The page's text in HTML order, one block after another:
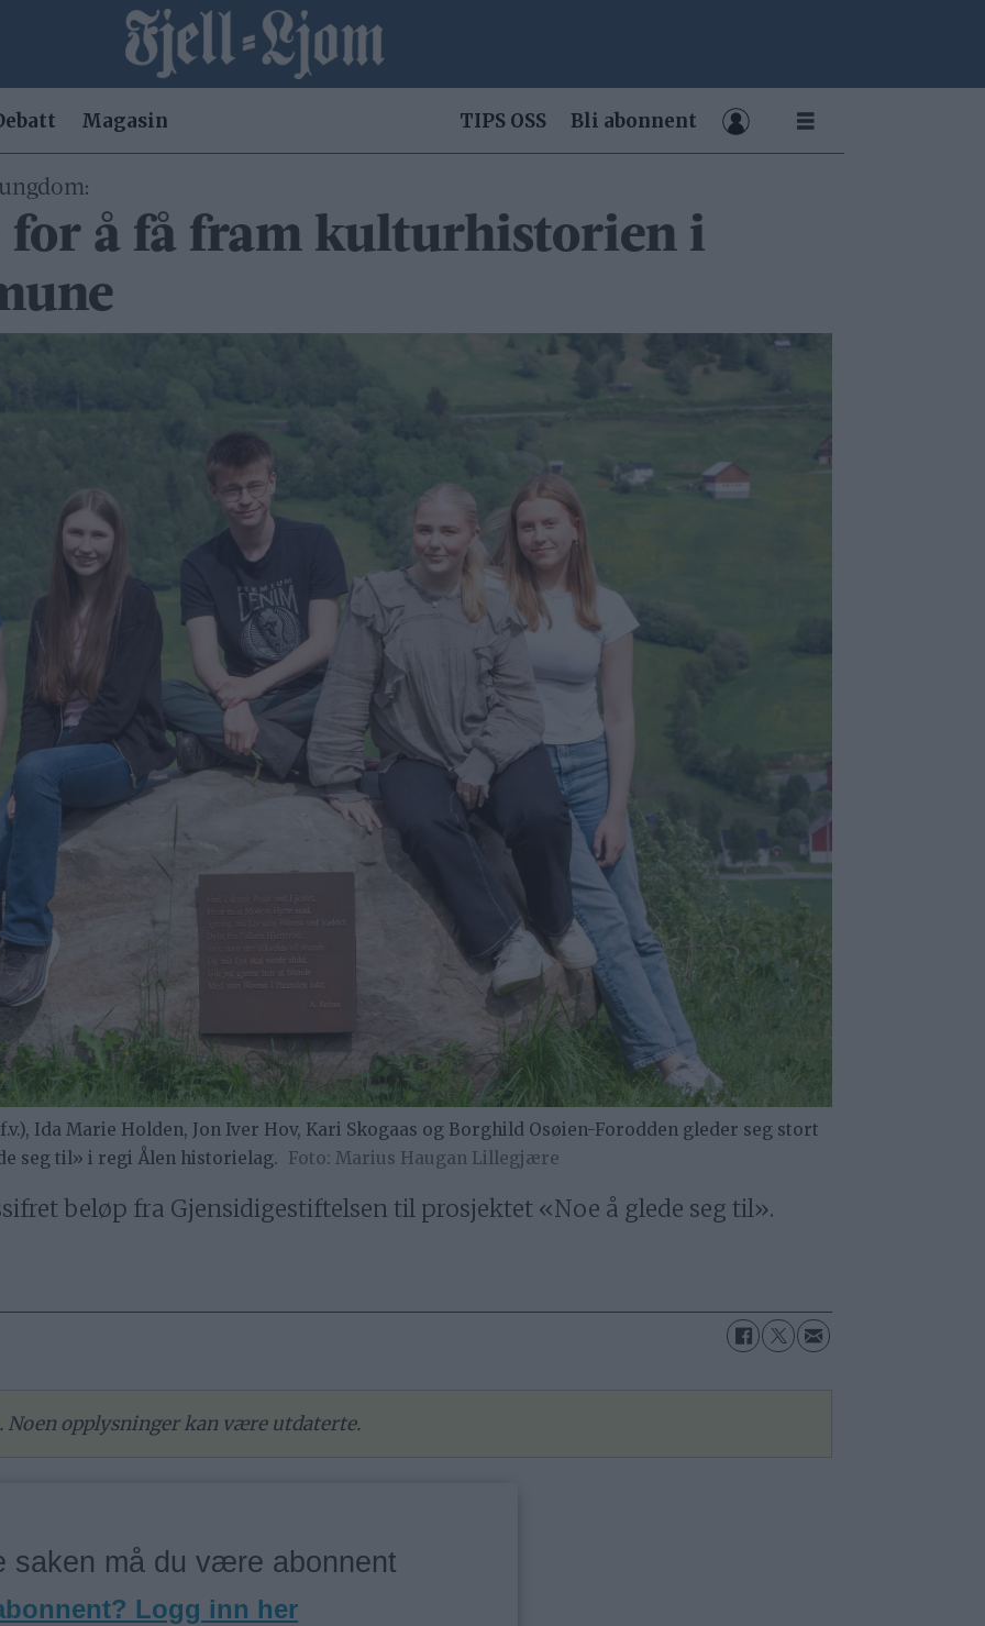
Magasin TIPS OSS Bli abonnent
for å få fram kulturhistorien i
Ida Marie Holden, Jon Iver Hov, Kari Skogaas og Borghild Osøien-Forodden gleder seg stort
seg til» i regi Ålen historielag.
Marius Haugan Lillegjære
beløp fra Gjensidigestiftelsen til prosjektet «Noe å glede seg til».
Noen opplysninger kan være utdaterte.
saken må du være abonnent
Logg inn her